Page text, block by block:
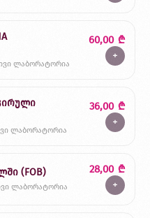
ლაბორატორია
60,00 ₾
+
ლაბორატორია
36,00 ₾
+
(FOB)
ლაბორატორია
28,00 ₾
+